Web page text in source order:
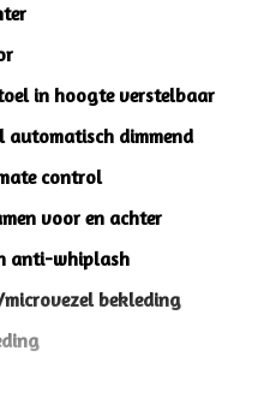
in hoogte verstelbaar
automatisch dimmend
control
voor en achter
anti-whiplash
bekleding